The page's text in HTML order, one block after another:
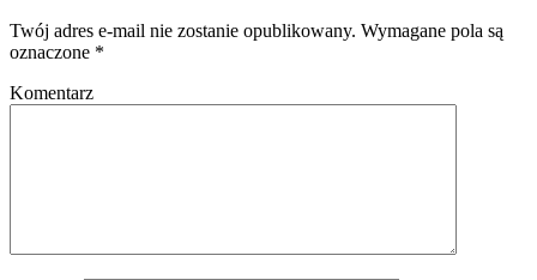
Twój adres e-mail nie zostanie opublikowany. Wymagane pola są
oznaczone *
Komentarz